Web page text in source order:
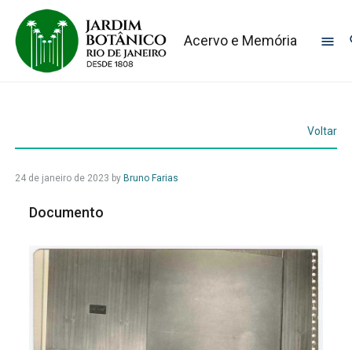
Acervo e Memória
Voltar
24 de janeiro de 2023 by Bruno Farias
Documento